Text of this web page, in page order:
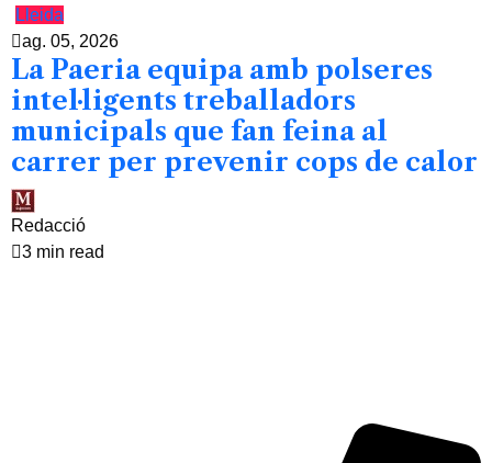
Lleida
ag. 05, 2026
La Paeria equipa amb polseres
intel·ligents treballadors
municipals que fan feina al
carrer per prevenir cops de calor
Redacció
3 min read